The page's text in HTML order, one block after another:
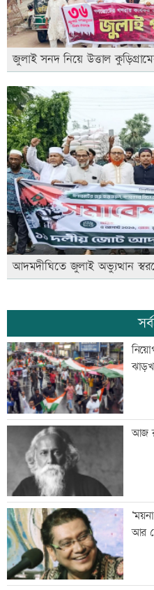
জুলাই সনদ নিয়ে উত্তাল
আদমদীঘিতে জুলাই অভ্যুত্থান
আজ
আর